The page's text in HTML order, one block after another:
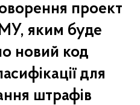
проект
яким буде
новий код
для
штрафів